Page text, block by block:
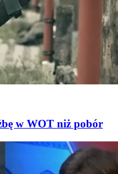
w WOT niż pobór